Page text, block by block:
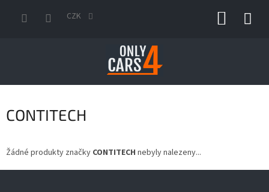
CZK
CONTITECH
Žádné produkty značky CONTITECH nebyly nalezeny...